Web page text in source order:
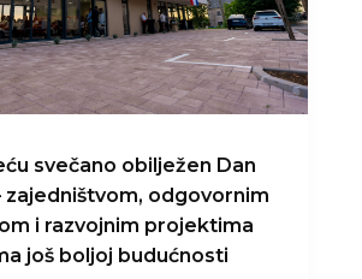
svečano obilježen Dan
zajedništvom, odgovornim
i razvojnim projektima
još boljoj budućnosti